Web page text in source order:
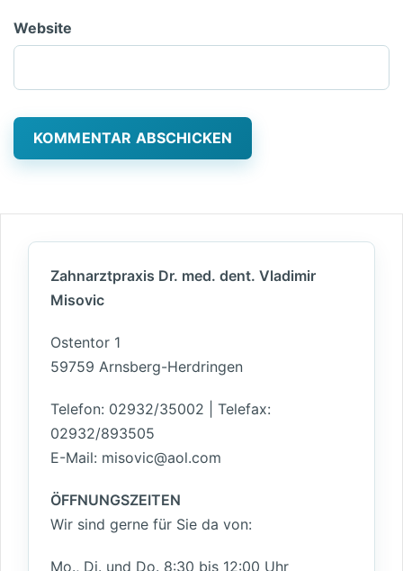
Website
Zahnarztpraxis Dr. med. dent. Vladimir
Misovic
Ostentor 1
59759 Arnsberg-Herdringen
Telefon: 02932/35002 | Telefax:
02932/893505
E-Mail: misovic@aol.com
ÖFFNUNGSZEITEN
Wir sind gerne für Sie da von:
Mo., Di. und Do. 8:30 bis 12:00 Uhr